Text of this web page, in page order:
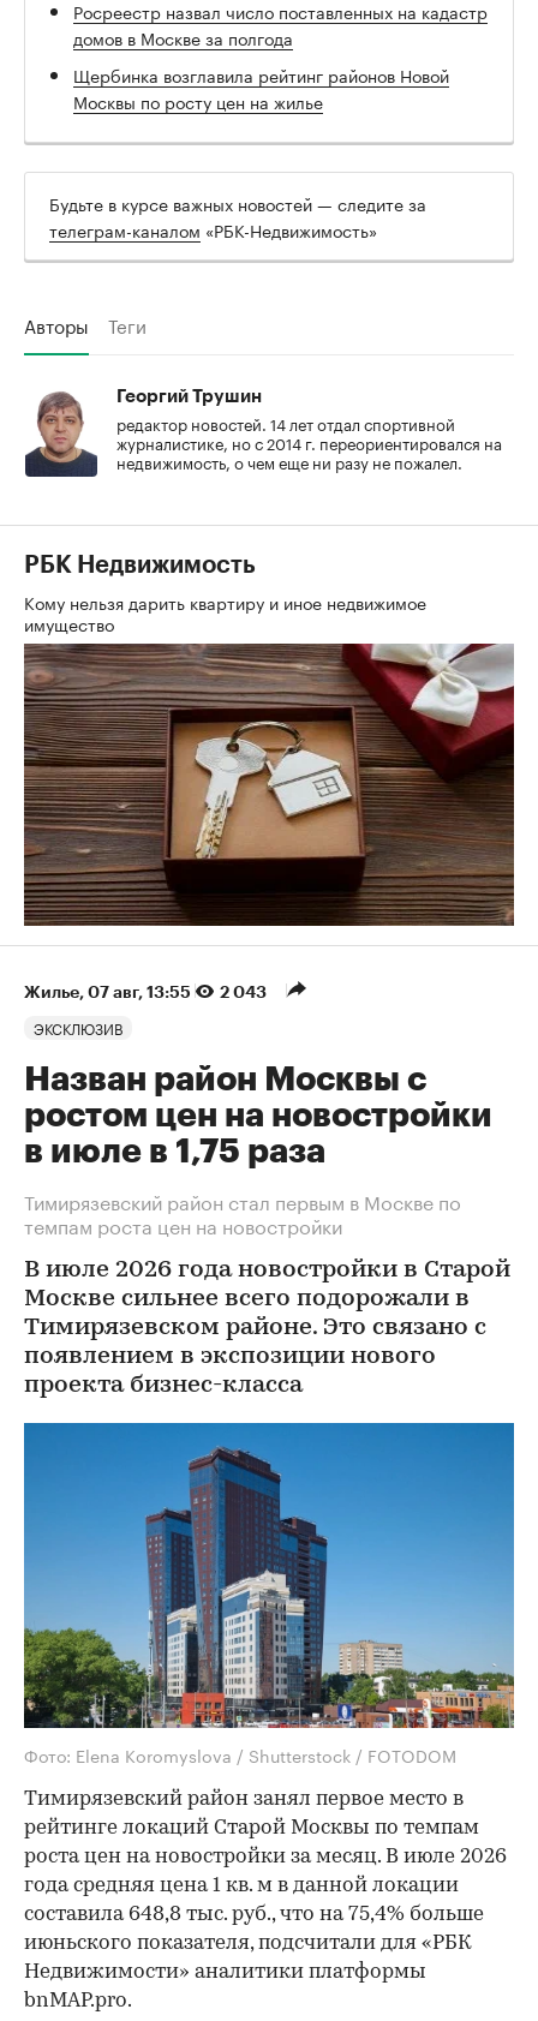
Росреестр назвал число поставленных на кадастр
домов в Москве за полгода
Щербинка возглавила рейтинг районов Новой
Москвы по росту цен на жилье
Будьте в курсе важных новостей — следите за
телеграм-каналом «РБК-Недвижимость»
Авторы Теги
Георгий Трушин
редактор новостей. 14 лет отдал спортивной
журналистике, но с 2014 г. переориентировался на
недвижимость, о чем еще ни разу не пожалел.
РБК Недвижимость
Кому нельзя дарить квартиру и иное недвижимое
имущество
Жилье 07 авг, 13:55 2 043
ЭКСКЛЮЗИВ
Назван район Москвы с
ростом цен на новостройки
в июле в 1,75 раза
Тимирязевский район стал первым в Москве по
темпам роста цен на новостройки
В июле 2026 года новостройки в Старой
Москве сильнее всего подорожали в
Тимирязевском районе. Это связано с
появлением в экспозиции нового
проекта бизнес-класса
Фото: Elena Koromyslova / Shutterstock / FOTODOM
Тимирязевский район занял первое место в
рейтинге локаций Старой Москвы по темпам
роста цен на новостройки за месяц. В июле 2026
года средняя цена 1 кв. м в данной локации
составила 648,8 тыс. руб., что на 75,4% больше
июньского показателя, подсчитали для «РБК
Недвижимости» аналитики платформы
bnMAP.pro.